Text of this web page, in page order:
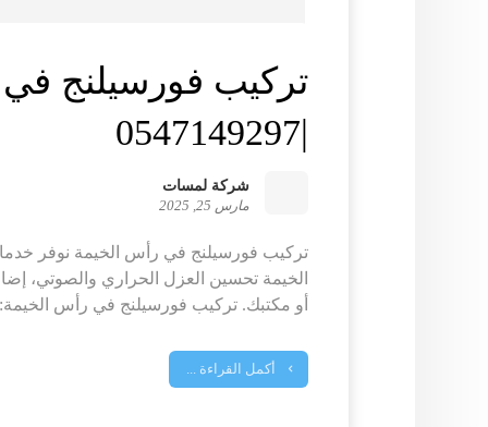
تركيب فورسيلنج
|0547149297
شركة لمسات
مارس 25, 2025
تركيب فورسيلنج في رأس الخيمة نوفر
الخيمة تحسين العزل الحراري والصوتي،
أو مكتبك. تركيب فورسيلنج في رأس
أكمل القراءة ...